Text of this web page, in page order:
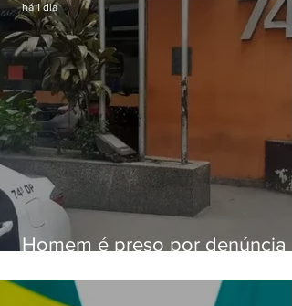
Homem é preso por denúncia
Alcântara
há 1 dia